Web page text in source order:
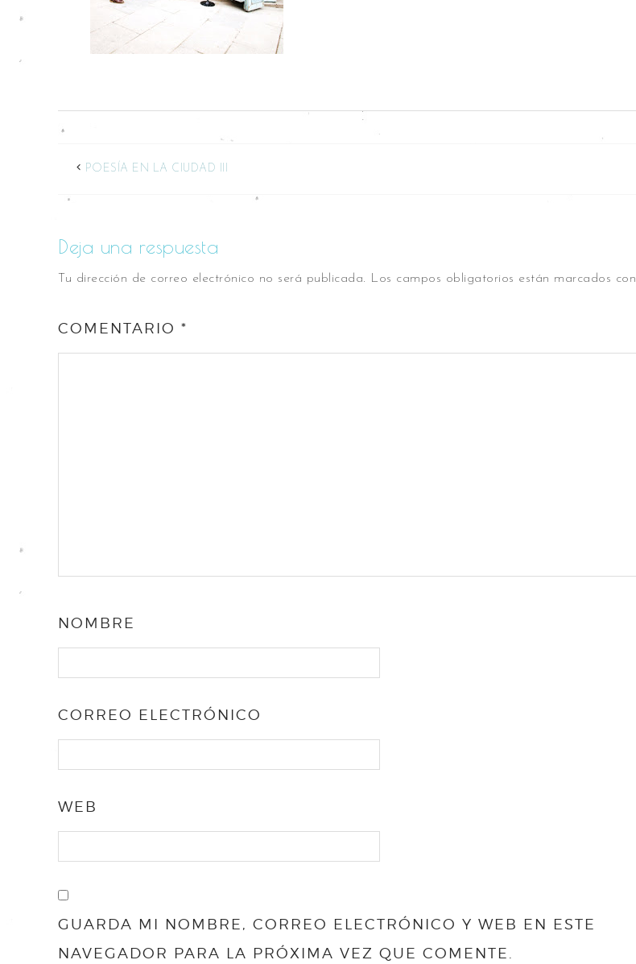
POESÍA EN LA CIUDAD III
Deja una respuesta
Tu dirección de correo electrónico no será publicada. Los campos obligatorios están marcados con
COMENTARIO *
NOMBRE
CORREO ELECTRÓNICO
WEB
GUARDA MI NOMBRE, CORREO ELECTRÓNICO Y WEB EN ESTE
NAVEGADOR PARA LA PRÓXIMA VEZ QUE COMENTE.